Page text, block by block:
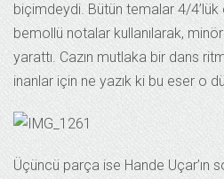
biçimdeydi. Bütün temalar 4/
bemollü notalar kullanılarak,
yarattı. Cazın mutlaka bir dans
inanlar için ne yazık ki bu eser o
Üçüncü parça ise Hande Uçar’ın